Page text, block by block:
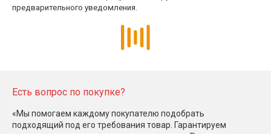
предварительного уведомления.
Есть вопрос по покупке?
«Мы помогаем каждому покупателю подобрать
подходящий под его требования товар. Гарантируем